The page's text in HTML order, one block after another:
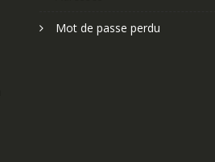
Mot de passe perdu